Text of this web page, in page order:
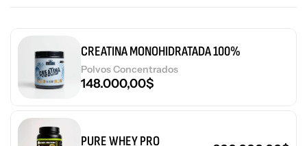
CREATINA MONOHIDRATADA 100%
Polvos Concentrados
148.000,00$
PURE WHEY PRO